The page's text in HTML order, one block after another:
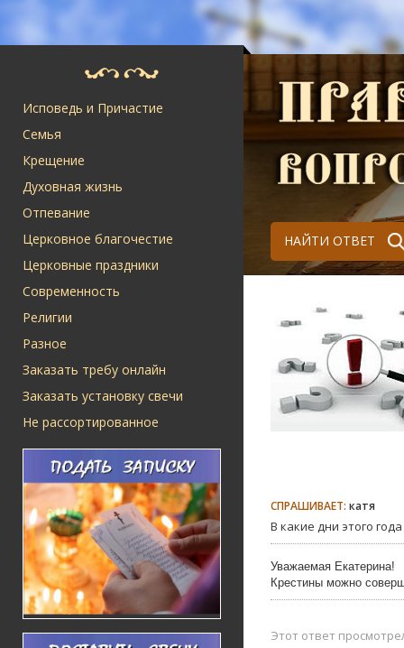
Исповедь и Причастие
Семья
Крещение
Духовная жизнь
Отпевание
Церковное благочестие
Церковные праздники
Современность
Религии
Разное
Заказать требу онлайн
Заказать установку свечи
Не рассортированное
НАЙТИ ОТВЕТ
СПРАШИВАЕТ: катя
В какие дни этого
Уважаемая Екатерина!
Крестины можно
Этот ответ